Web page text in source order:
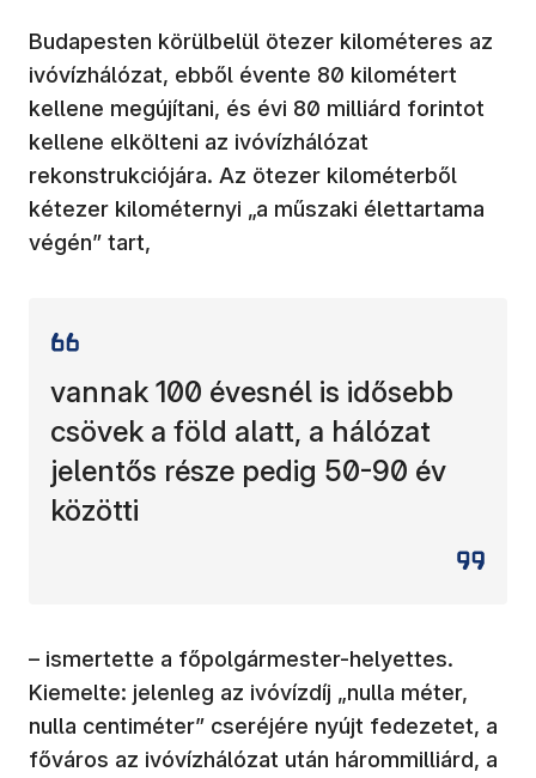
Budapesten körülbelül ötezer kilométeres az
ivóvízhálózat, ebből évente 80 kilométert
kellene megújítani, és évi 80 milliárd forintot
kellene elkölteni az ivóvízhálózat
rekonstrukciójára. Az ötezer kilométerből
kétezer kilométernyi „a műszaki élettartama
végén” tart,
vannak 100 évesnél is idősebb
csövek a föld alatt, a hálózat
jelentős része pedig 50-90 év
közötti
– ismertette a főpolgármester-helyettes.
Kiemelte: jelenleg az ivóvízdíj „nulla méter,
nulla centiméter” cseréjére nyújt fedezetet, a
főváros az ivóvízhálózat után hárommilliárd, a